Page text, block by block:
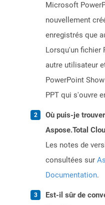
Microsoft
nouvellement
enregistrés que
Lorsqu'un fichier
autre utilisateur
PowerPoint
PPT qui s'ouvre
Où puis-je
Aspose.Total
Les notes de
consultées sur
Documentation.
Est-il sûr de